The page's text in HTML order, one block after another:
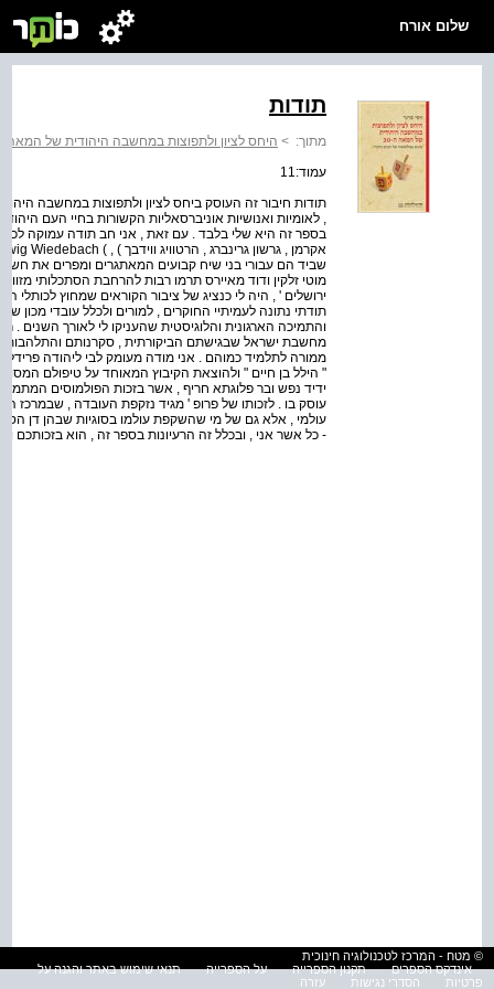
שלום אורח
תודות
מתוך: > היחס לציון ולתפוצות במחשבה היהודית של המאה ה-
עמוד:11
בספר זה היא שלי בלבד . עם זאת , אני חב תודה עמוקה לכל
שביד הם עבורי בני שיח קבועים המאתגרים ומפרים את
מוטי זלקין ודוד מאיירס תרמו רבות להרחבת הסתכלותי
ירושלים ' , היה לי כנציג של ציבור הקוראים שמחוץ לכותלי
תודתי נתונה לעמיתיי החוקרים , למורים ולכלל עובדי מכון
והתמיכה הארגונית והלוגיסטית שהעניקו לי לאורך השנים .
מחשבת ישראל שבגישתם הביקורתית , סקרנותם והתלהבותם
ממורה לתלמיד כמוהם . אני מודה מעומק לבי ליהודה
" הילל בן חיים " ולהוצאת הקיבוץ המאוחד על טיפולם
ידיד נפש ובר פלוגתא חריף , אשר בזכות הפולמוסים
עוסק בו . לזכותו של פרופ ' מגיד נזקפת העובדה ,
עולמי , אלא גם של מי שהשקפת עולמו בסוגיות שבהן דן הספר
- כל אשר אני , ובכלל זה הרעיונות בספר זה , הוא בזכותכם
© מטח - המרכז לטכנולוגיה חינוכית
אינדקס הספרים
תקנון הספרייה על הספרייה
תנאי שימוש באתר והגנה על
פרטיות
הסדרי נגישות עזרה